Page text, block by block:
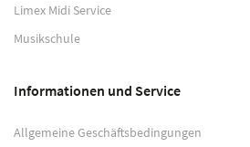
Limex Midi Service
Musikschule
Informationen und Service
Allgemeine Geschäftsbedingungen